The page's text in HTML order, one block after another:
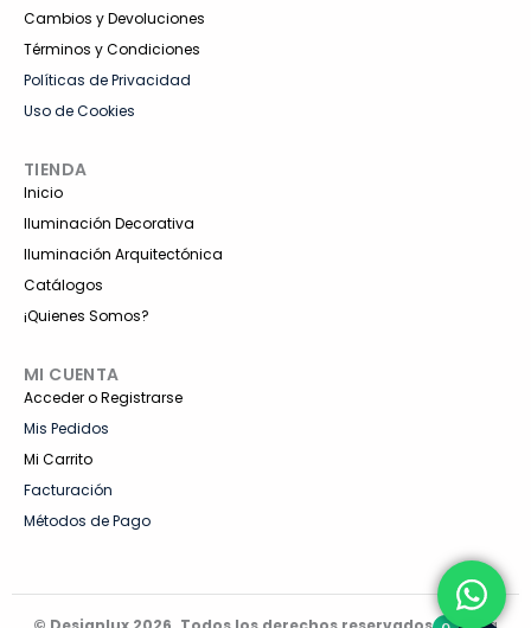
Cambios y Devoluciones
Términos y Condiciones
Políticas de Privacidad
Uso de Cookies
TIENDA
Inicio
Iluminación Decorativa
Iluminación Arquitectónica
Catálogos
¡Quienes Somos?
MI CUENTA
Acceder o Registrarse
Mis Pedidos
Mi Carrito
Facturación
Métodos de Pago